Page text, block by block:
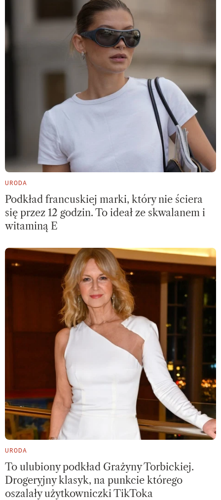
URODA
Podkład francuskiej marki, który nie ściera
się przez 12 godzin. To ideał ze skwalanem i
witaminą E
URODA
To ulubiony podkład Grażyny Torbickiej.
Drogeryjny klasyk, na punkcie którego
oszalały użytkowniczki TikToka